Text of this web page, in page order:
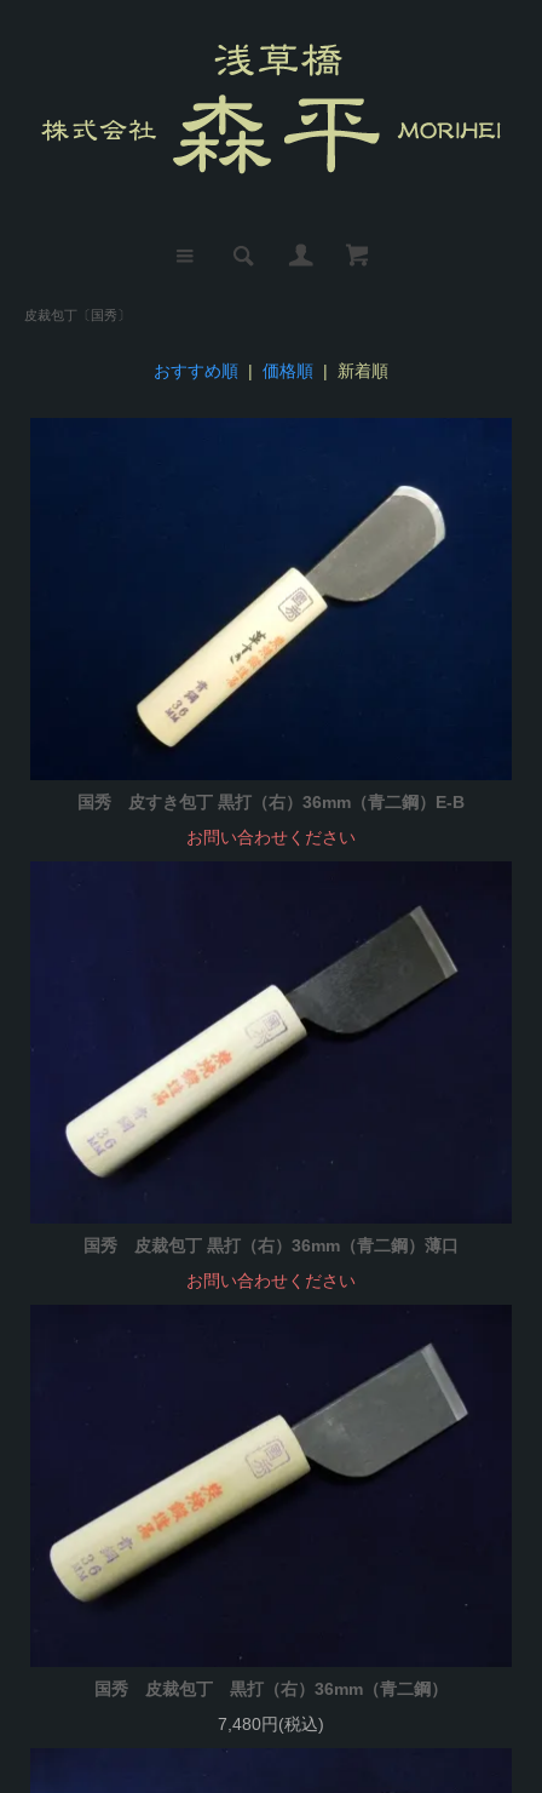
皮裁包丁〔国秀〕
おすすめ順 | 価格順 | 新着順
国秀 皮すき包丁 黒打（右）36mm（青二鋼）E-B
お問い合わせください
国秀 皮裁包丁 黒打（右）36mm（青二鋼）薄口
お問い合わせください
国秀 皮裁包丁 黒打（右）36mm（青二鋼）
7,480円(税込)